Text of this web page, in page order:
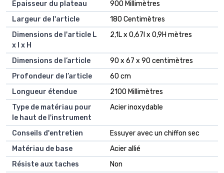
Épaisseur du plateau
900 Millimètres
Largeur de l'article
180 Centimètres
Dimensions de l'article L
x l x H
2,1L x 0,67l x 0,9H mètres
Dimensions de l’article
90 x 67 x 90 centimètres
Profondeur de l’article
60 cm
Longueur étendue
2100 Millimètres
Type de matériau pour
le haut de l'instrument
Acier inoxydable
Conseils d'entretien
Essuyer avec un chiffon sec
Matériau de base
Acier allié
Résiste aux taches
Non